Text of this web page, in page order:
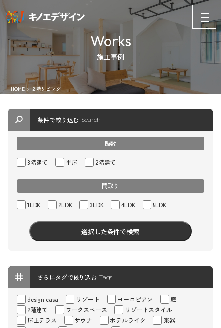
施工事例
Works
HOME>２階リビング
条件で絞り込む Search
階数
3階建て 平屋 2階建て
間取り
1LDK 2LDK 3LDK 4LDK 5LDK
選択した条件で検索
さらにタグで絞り込む Tags
design casa リゾート ヨーロピアン
庭
2階建て
ワークスペース
リゾートスタイル
屋上テラス
サウナ ホテルライク
楽器